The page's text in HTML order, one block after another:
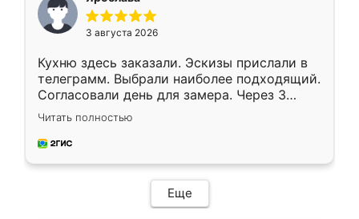
3 августа 2026
Кухню здесь заказали. Эскизы прислали в
телеграмм. Выбрали наиболее подходящий.
Согласовали день для замера. Через 3
недели кухня была уже готова. Остались
довольны работой. Спасибо Ренессанс
мебель за качественную работу!
Читать полностью
Еще